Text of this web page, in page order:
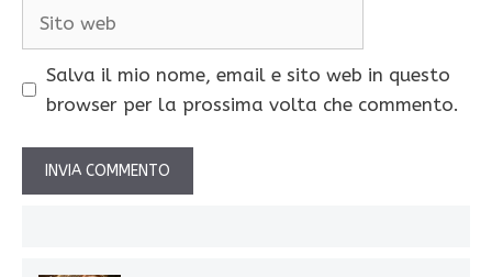
Salva il mio nome, email e sito web in questo
browser per la prossima volta che commento.